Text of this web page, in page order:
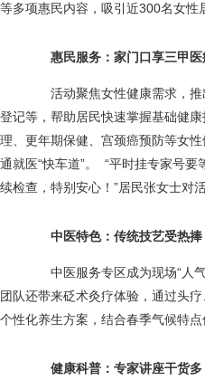
等多项惠民内容，吸引近300名女性
惠民服务：家门口享三甲医
活动聚焦女性健康需求，推
登记等，帮助居民快速掌握基础健
理、更年期保健、宫颈癌预防等女
通就医“快车道”。 “平时挂专家号
续检查，特别安心！”居民张女士对
中医特色：传统技艺受热
中医服务专区成为现场“人气
团队还带来砭术灸疗体验，通过头
个性化养生方案，结合春季气候特
健康科普：专家讲座干货